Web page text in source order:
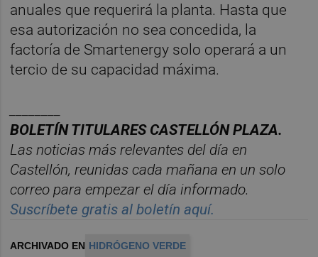
anuales que requerirá la planta. Hasta que
esa autorización no sea concedida, la
factoría de Smartenergy solo operará a un
tercio de su capacidad máxima.
BOLETÍN TITULARES CASTELLÓN PLAZA.
Las noticias más relevantes del día en
Castellón, reunidas cada mañana en un solo
correo para empezar el día informado.
Suscríbete gratis al boletín aquí.
ARCHIVADO EN HIDRÓGENO VERDE